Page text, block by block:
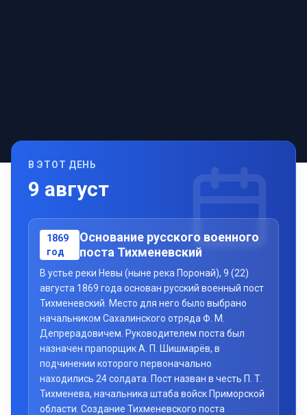
В ЭТОТ ДЕНЬ
9 август
1869
год
Основание русского военного
поста Тихменевский
В устье реки Невы (ныне река Поронай), 9 (22)
августа 1869 года основан русский военный пост
Тихменевский. Место для него было выбрано
начальником Сахалинского отряда Ф. М.
Депрерадовичем. Руководителем поста был
назначен прапорщик А. П. Шишмарёв, в
подчинении которого первоначально
находились 24 солдата. Пост назван в честь П. Т.
Тихменева, начальника штаба войск Приморской
области. Создание Тихменевского поста